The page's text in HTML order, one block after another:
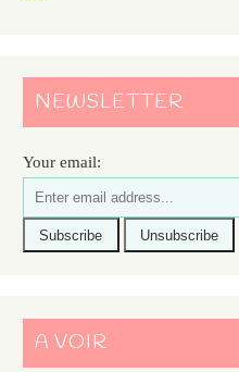
NEWSLETTER
Your email:
A VOIR